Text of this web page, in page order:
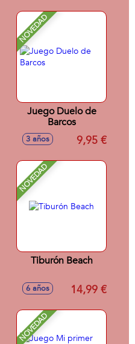
NOVEDAD
Juego Duelo de
Barcos
3 años 9,95 €
NOVEDAD
Tiburón Beach
6 años 14,99 €
NOVEDAD